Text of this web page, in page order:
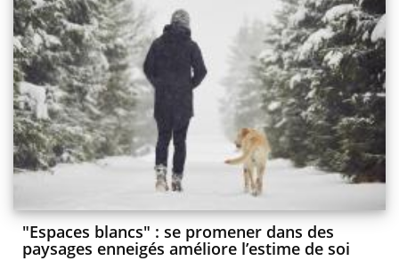
"Espaces blancs" : se promener dans des
paysages enneigés améliore l’estime de soi